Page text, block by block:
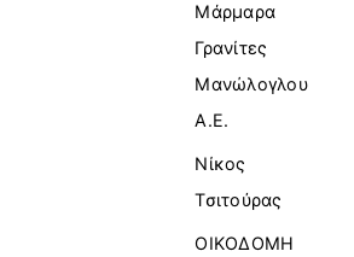
Μάρμαρα
Γρανίτες
Μανώλογλου
Α.Ε.
Νίκος
Τσιτούρας
ΟΙΚΟΔΟΜΗ